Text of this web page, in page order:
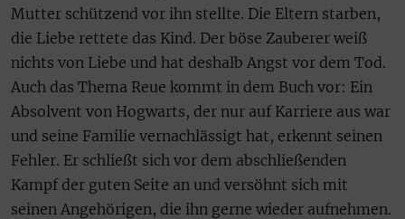
Mutter schützend vor ihn stellte. Die Eltern starben,
die Liebe rettete das Kind. Der böse Zauberer weiß
nichts von Liebe und hat deshalb Angst vor dem Tod.
Auch das Thema Reue kommt in dem Buch vor: Ein
Absolvent von Hogwarts, der nur auf Karriere aus war
und seine Familie vernachlässigt hat, erkennt seinen
Fehler. Er schließt sich vor dem abschließenden
Kampf der guten Seite an und versöhnt sich mit
seinen Angehörigen, die ihn gerne wieder aufnehmen.